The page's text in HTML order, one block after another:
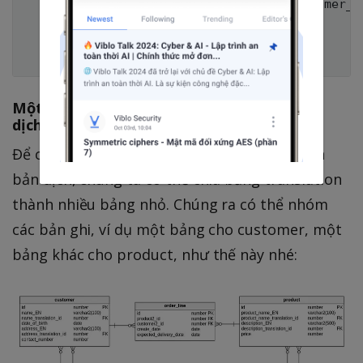
WHERE o.product_id = p.id AND
    AND p.name_translation_id = tp.id
    AND c.name_translation_id = tc.id
Một biến thể của cách tiếp cận theo bảng
dịch:
Để có hiệu suất tốt hơn khi truy xuất vào văn
bản dịch, chúng ta có thể chia bảng translation
thành nhiều bảng nhỏ. Chúng ra có thể nhóm
các bản ghi, ví dụ một bảng cho customer, một
bảng khác cho product, như thế này nhé: